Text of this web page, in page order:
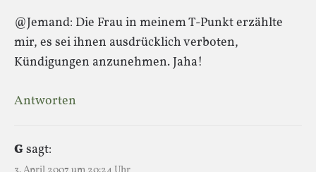
@Jemand: Die Frau in meinem T-Punkt erzählte
mir, es sei ihnen ausdrücklich verboten,
Kündigungen anzunehmen. Jaha!
Antworten
G sagt: